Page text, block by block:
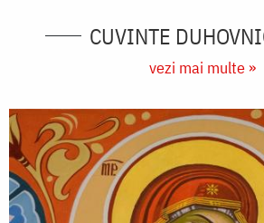
CUVINTE
vezi mai multe »